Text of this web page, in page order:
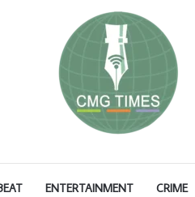
ENTERTAINMENT CRIME